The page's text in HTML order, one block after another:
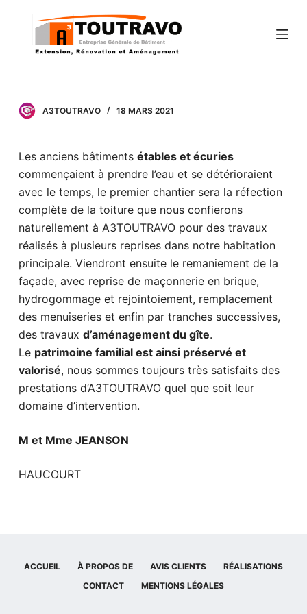
c
o
n
e
n
u
A3TOUTRAVO 18 MARS 2021
Les anciens bâtiments étables et écuries
commençaient à prendre l’eau et se détérioraient
avec le temps, le premier chantier sera la réfection
complète de la toiture que nous confierons
naturellement à A3TOUTRAVO pour des travaux
réalisés à plusieurs reprises dans notre habitation
principale. Viendront ensuite le remaniement de la
façade, avec reprise de maçonnerie en brique,
hydrogommage et rejointoiement, remplacement
des menuiseries et enfin par tranches successives,
des travaux d’aménagement du gîte.
Le patrimoine familial est ainsi préservé et
valorisé, nous sommes toujours très satisfaits des
prestations d’A3TOUTRAVO quel que soit leur
domaine d’intervention.
M et Mme JEANSON
HAUCOURT
ACCUEIL À PROPOS DE AVIS CLIENTS
RÉALISATIONS
CONTACT
MENTIONS LÉGALES